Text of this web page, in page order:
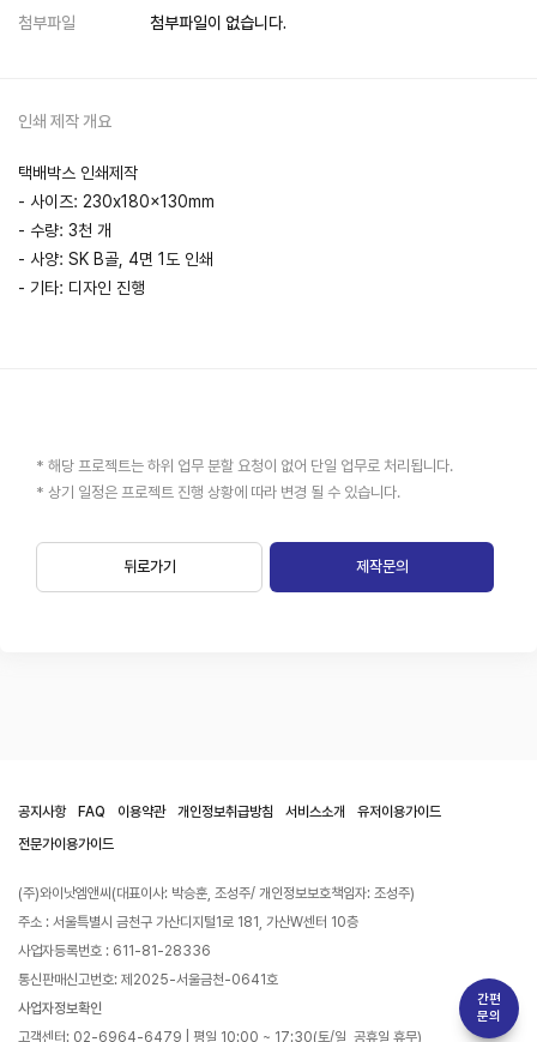
간편
문의
첨부파일 첨부파일이 없습니다.
인쇄 제작 개요
택배박스 인쇄제작
- 사이즈: 230x180x130mm
- 수량: 3천 개
- 사양: SK B골, 4면 1도 인쇄
- 기타: 디자인 진행
* 해당 프로젝트는 하위 업무 분할 요청이 없어 단일 업무로 처리됩니다.
* 상기 일정은 프로젝트 진행 상황에 따라 변경 될 수 있습니다.
뒤로가기 제작문의
공지사항 FAQ 이용약관 개인정보취급방침 서비스소개
유저이용가이드
전문가이용가이드
(주)와이낫엠앤씨(대표이사: 박승훈, 조성주/ 개인정보보호책임자: 조성주)
주소 : 서울특별시 금천구 가산디지털1로 181, 가산W센터 10층
사업자등록번호 : 611-81-28336
통신판매신고번호: 제2025-서울금천-0641호
사업자정보확인
고객센터: 02-6964-6479 | 평일 10:00 ~ 17:30(토/일, 공휴일 휴무)